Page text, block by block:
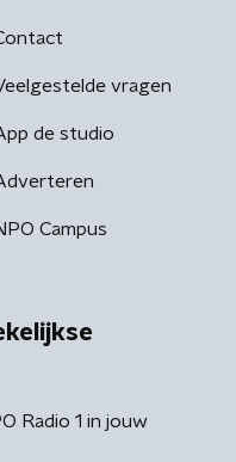
vragen
de studio
Campus
Radio 1 in jouw